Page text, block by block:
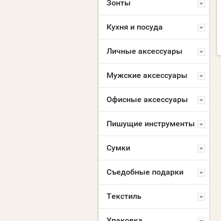
Зонты
Кухня и посуда
Личные аксессуары
Мужские аксессуары
Офисные аксессуары
Пишущие инструменты
Сумки
Съедобные подарки
Текстиль